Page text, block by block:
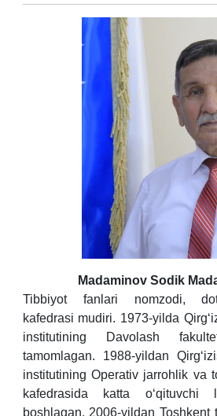
Madaminov Sodik
Tibbiyot fanlari nomzodi,
kafedrasi mudiri. 1973-yilda
institutining Davolash
tamomlagan. 1988-yildan
institutining Operativ jarrohlik va
kafedrasida katta o‘qituvchi
boshlagan. 2006-yildan Toshkent